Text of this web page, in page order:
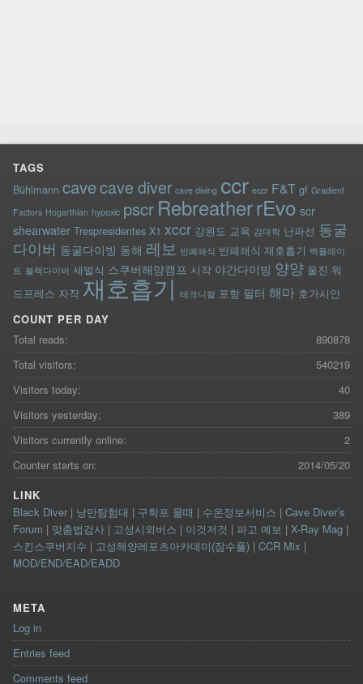
TAGS
Bühlmann cavecave diver cave diving ccr eccr F&T gf Gradient
Factors Hogarthian hypoxic pscr RebreatherrEvo scr
shearwater Trespresidentes X1 xccr 강원도 교육 김대학 난파선 동굴
다이버 동굴다이빙 동해 레보 반폐쇄식 반폐쇄식 재호흡기 백플레이
트 블랙다이버 세벌식 스쿠버해양캠프 시작 야간다이빙 양양 울진 워
드프레스 자작 재호흡기 테크니컬 포항 필터 해마 호가시안
COUNT PER DAY
890878
Total reads:
540219
Total visitors:
40
Visitors today:
389
Visitors yesterday:
2
Visitors currently online:
2014/05/20
Counter starts on:
LINK
Black Diver| 낭만탐험대 | 구학포 물때 | 수온정보서비스 | Cave Diver’s
Forum | 맞춤법검사| 고성시외버스 | 이것저것 | 파고 예보 | X-Ray Mag|
스킨스쿠버지수 | 고성해양레포츠아카데미(잠수풀)| CCR Mix |
MOD/END/EAD/EADD
META
Log in
Entries feed
Comments feed